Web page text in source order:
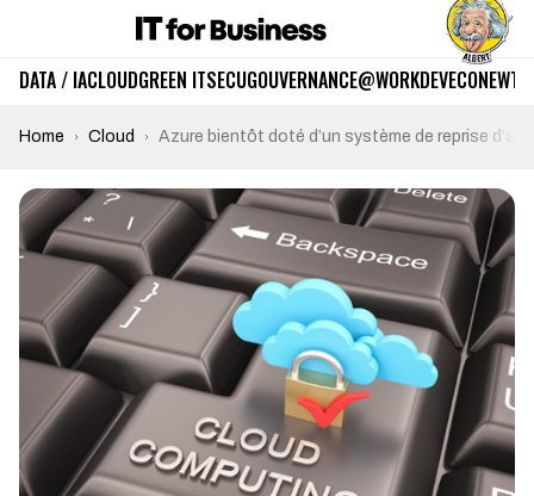
DATA / IACLOUDGREEN ITSECUGOUVERNANCE@WORKDEVECO
Home Cloud Azure bientôt doté d’un système de reprise